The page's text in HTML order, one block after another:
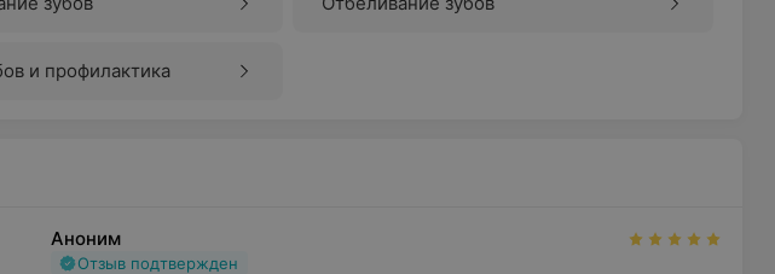
и профилактика
Аноним
Отзыв подтвержден